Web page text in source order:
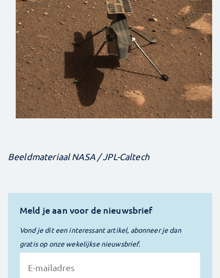
Beeldmateriaal NASA / JPL-Caltech
Meld je aan voor de nieuwsbrief
Vond je dit een interessant artikel, abonneer je dan
gratis op onze wekelijkse nieuwsbrief.